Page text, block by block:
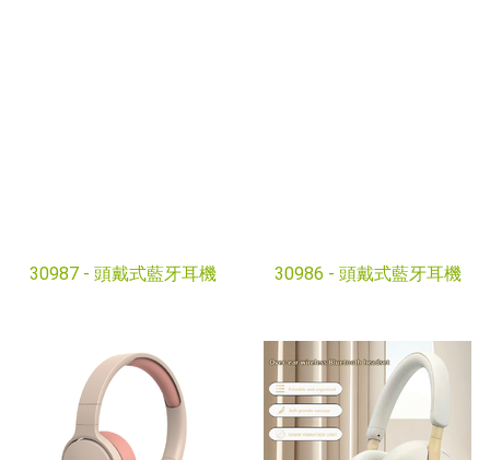
30987 - 頭戴式藍牙耳機 30986 - 頭戴式藍牙耳機